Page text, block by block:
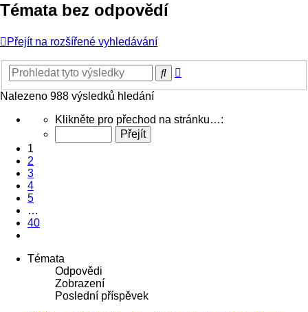
Témata bez odpovědí
Přejít na rozšířené vyhledávání
Hledat
Nalezeno 988 výsledků hledání
Stránka
z
40
Klikněte pro přechod na stránku…:
1
2
3
4
5
…
40
Témata
Odpovědi
Zobrazení
Poslední příspěvek